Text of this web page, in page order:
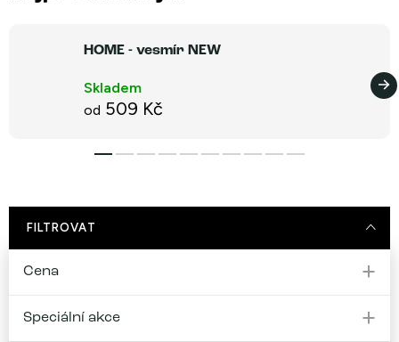
HOME - vesmír NEW
Skladem
od 509 Kč
FILTROVAT
Cena
Speciální akce